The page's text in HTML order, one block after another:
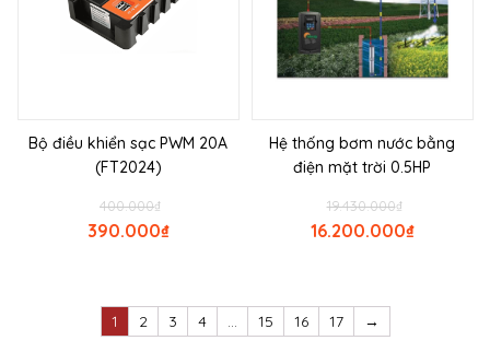
Bộ điều khiển sạc PWM 20A
(FT2024)
₫
400.000
₫
390.000
Hệ thống bơm nước bằng
điện mặt trời 0.5HP
₫
19.430.000
₫
16.200.000
1 2 3 4 … 15 16 17 →